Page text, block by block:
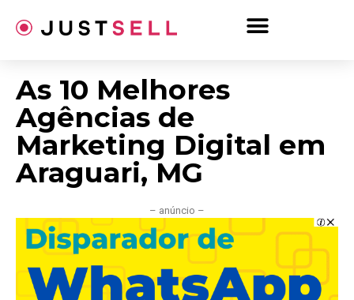
para
As 10 Melhores
Agências de
Marketing Digital em
Araguari, MG
– anúncio –